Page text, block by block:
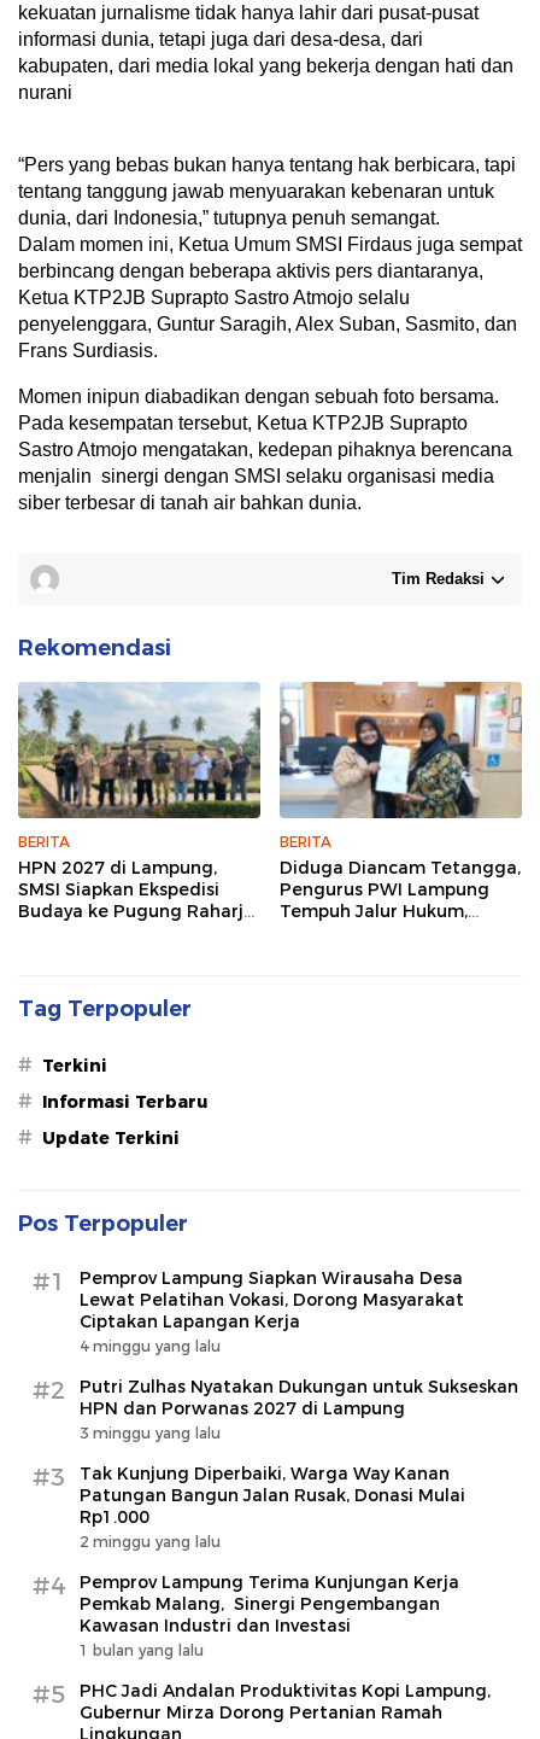
kekuatan jurnalisme tidak hanya lahir dari pusat-pusat
informasi dunia, tetapi juga dari desa-desa, dari
kabupaten, dari media lokal yang bekerja dengan hati dan
nurani
“Pers yang bebas bukan hanya tentang hak berbicara, tapi
tentang tanggung jawab menyuarakan kebenaran untuk
dunia, dari Indonesia,” tutupnya penuh semangat.
Dalam momen ini, Ketua Umum SMSI Firdaus juga sempat
berbincang dengan beberapa aktivis pers diantaranya,
Ketua KTP2JB Suprapto Sastro Atmojo selalu
penyelenggara, Guntur Saragih, Alex Suban, Sasmito, dan
Frans Surdiasis.
Momen inipun diabadikan dengan sebuah foto bersama.
Pada kesempatan tersebut, Ketua KTP2JB Suprapto
Sastro Atmojo mengatakan, kedepan pihaknya berencana
menjalin sinergi dengan SMSI selaku organisasi media
siber terbesar di tanah air bahkan dunia.
Tim Redaksi
Rekomendasi
BERITA
HPN 2027 di Lampung,
SMSI Siapkan Ekspedisi
Budaya ke Pugung Raharjo
BERITA
Diduga Diancam Tetangga,
Pengurus PWI Lampung
Tempuh Jalur Hukum,
Tag Terpopuler
# Terkini
# Informasi Terbaru
# Update Terkini
Pos Terpopuler
#1
Pemprov Lampung Siapkan Wirausaha Desa
Lewat Pelatihan Vokasi, Dorong Masyarakat
Ciptakan Lapangan Kerja
4 minggu yang lalu
#2
Putri Zulhas Nyatakan Dukungan untuk Sukseskan
HPN dan Porwanas 2027 di Lampung
3 minggu yang lalu
#3
Tak Kunjung Diperbaiki, Warga Way Kanan
Patungan Bangun Jalan Rusak, Donasi Mulai
Rp1.000
2 minggu yang lalu
#4
Pemprov Lampung Terima Kunjungan Kerja
Pemkab Malang, Sinergi Pengembangan
Kawasan Industri dan Investasi
1 bulan yang lalu
#5
PHC Jadi Andalan Produktivitas Kopi Lampung,
Gubernur Mirza Dorong Pertanian Ramah
Lingkungan